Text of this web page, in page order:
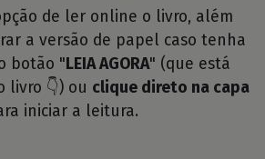
de ler online o livro, além
a versão de papel caso tenha
botão " LEIA AGORA" (que está
livro 👇) ou clique direto na capa
iniciar a leitura.